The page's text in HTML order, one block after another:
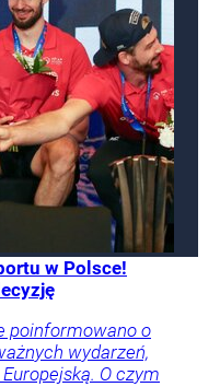
w Polsce!
poinformowano o
wydarzeń,
O czym